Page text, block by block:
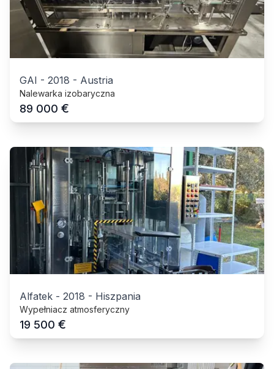
GAI - 2018 - Austria
Nalewarka izobaryczna
89 000 €
Alfatek - 2018 - Hiszpania
Wypełniacz atmosferyczny
19 500 €